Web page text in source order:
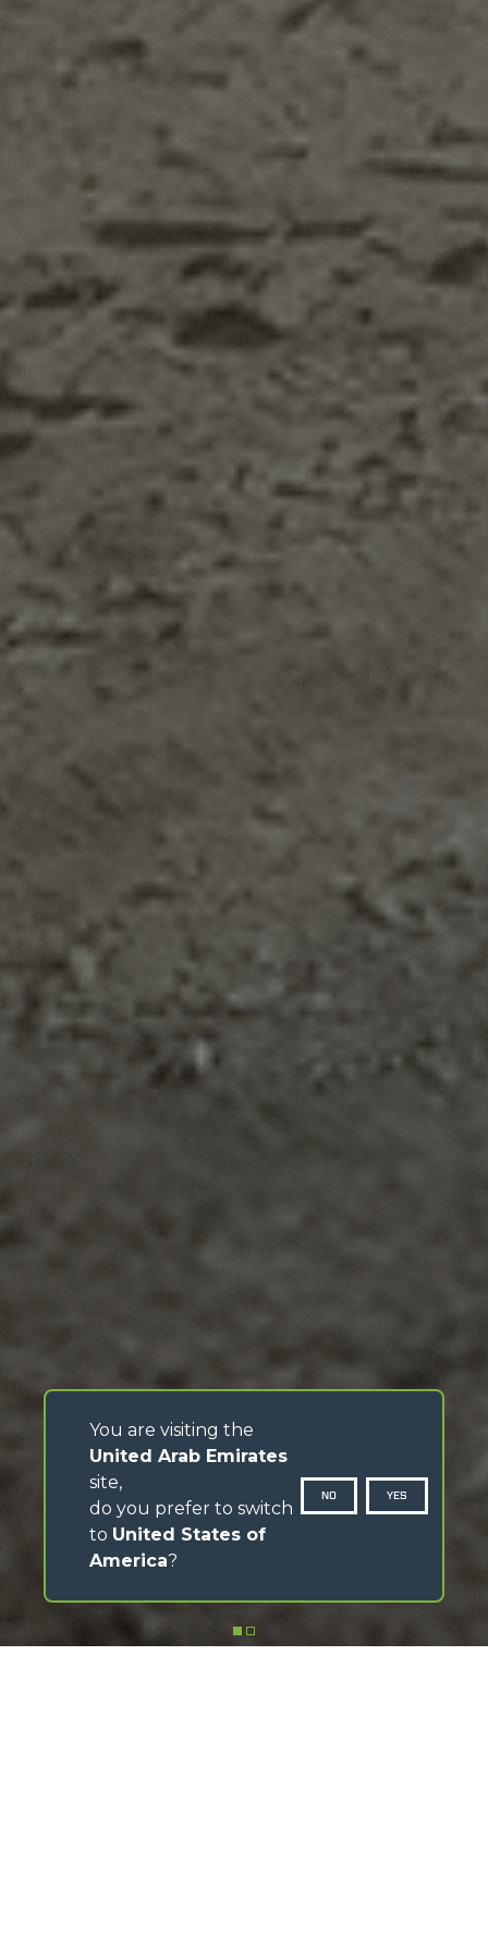
You are visiting the
United Arab Emirates
site,
do you prefer to switch
to United States of
America?
NO YES